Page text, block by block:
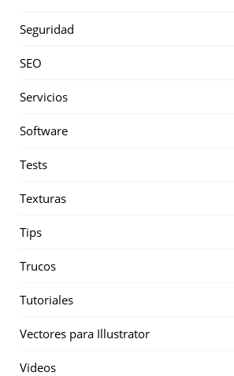
Seguridad
SEO
Servicios
Software
Tests
Texturas
Tips
Trucos
Tutoriales
Vectores para Illustrator
Videos